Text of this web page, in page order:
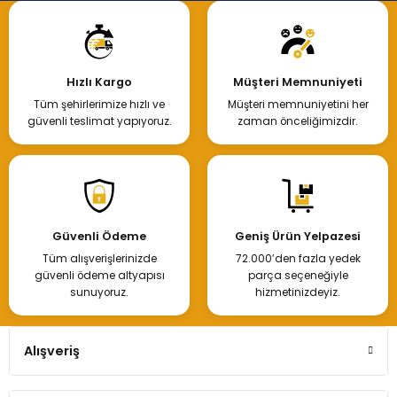
Hızlı Kargo
Tüm şehirlerimize hızlı ve
güvenli teslimat yapıyoruz.
Müşteri Memnuniyeti
Müşteri memnuniyetini her
zaman önceliğimizdir.
Güvenli Ödeme
Tüm alışverişlerinizde
güvenli ödeme altyapısı
sunuyoruz.
Geniş Ürün Yelpazesi
72.000’den fazla yedek
parça seçeneğiyle
hizmetinizdeyiz.
Alışveriş